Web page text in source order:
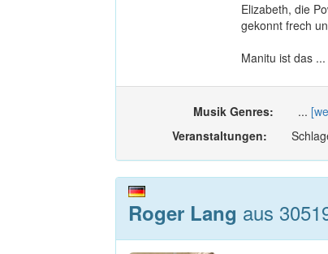
Elizabeth, die
gekonnt frech
Manitu ist das ...
Musik Genres: ...
Veranstaltungen:
Roger Lang aus